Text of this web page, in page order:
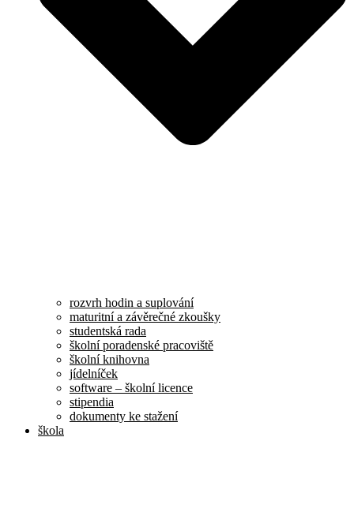
rozvrh hodin a suplování
maturitní a závěrečné zkoušky
studentská rada
školní poradenské pracoviště
školní knihovna
jídelníček
software – školní licence
stipendia
dokumenty ke stažení
škola